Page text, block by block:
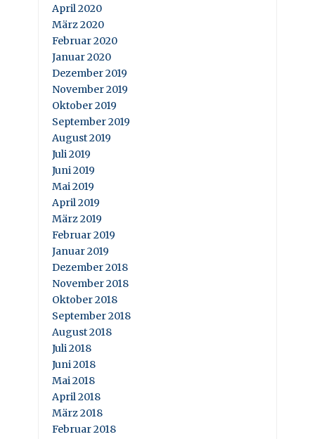
April 2020
März 2020
Februar 2020
Januar 2020
Dezember 2019
November 2019
Oktober 2019
September 2019
August 2019
Juli 2019
Juni 2019
Mai 2019
April 2019
März 2019
Februar 2019
Januar 2019
Dezember 2018
November 2018
Oktober 2018
September 2018
August 2018
Juli 2018
Juni 2018
Mai 2018
April 2018
März 2018
Februar 2018